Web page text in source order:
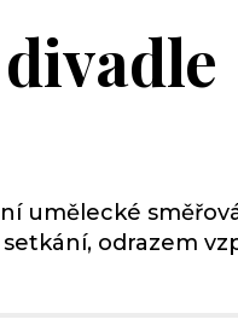
umělecké
odrazem